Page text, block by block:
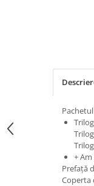
+
Prefață
Coperta